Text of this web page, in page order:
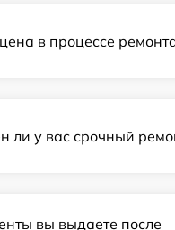
в процессе
ли у вас срочный
вы выдаете после